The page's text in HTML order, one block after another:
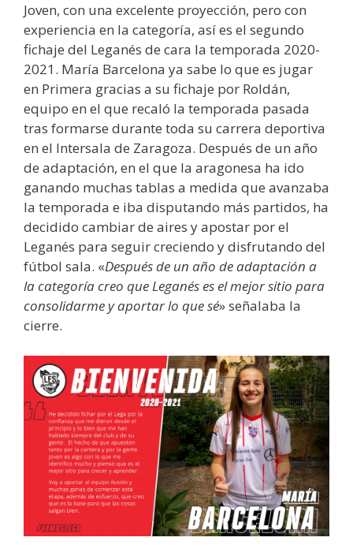
Joven, con una excelente proyección, pero con
experiencia en la categoría, así es el segundo
fichaje del Leganés de cara la temporada 2020-
2021. María Barcelona ya sabe lo que es jugar
en Primera gracias a su fichaje por Roldán,
equipo en el que recaló la temporada pasada
tras formarse durante toda su carrera deportiva
en el Intersala de Zaragoza. Después de un año
de adaptación, en el que la aragonesa ha ido
ganando muchas tablas a medida que avanzaba
la temporada e iba disputando más partidos, ha
decidido cambiar de aires y apostar por el
Leganés para seguir creciendo y disfrutando del
fútbol sala. «Después de un año de adaptación a
la categoría creo que Leganés es el mejor sitio para
consolidarme y aportar lo que sé» señalaba la
cierre.